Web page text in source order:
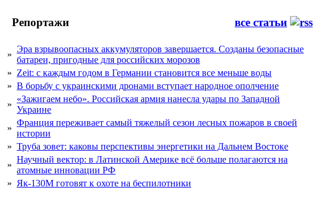
Репортажи все статьи
»
Эра взрывоопасных аккумуляторов завершается. Созданы безопасные
батареи, пригодные для российских морозов
» Zeit: с каждым годом в Германии становится все меньше воды
» В борьбу с украинскими дронами вступает народное ополчение
»
«Зажигаем небо». Российская армия нанесла удары по Западной
Украине
»
Франция переживает самый тяжелый сезон лесных пожаров в своей
истории
» Труба зовет: каковы перспективы энергетики на Дальнем Востоке
»
Научный вектор: в Латинской Америке всё больше полагаются на
атомные инновации РФ
» Як-130М готовят к охоте на беспилотники